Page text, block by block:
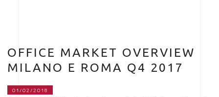
OFFICE MARKET OVERVIEW
MILANO E ROMA Q4 2017
01/02/2018